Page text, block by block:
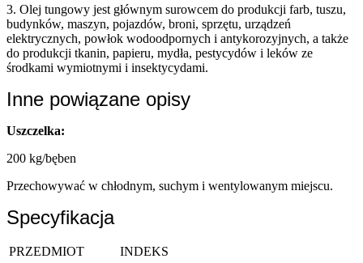
3. Olej tungowy jest głównym surowcem do produkcji farb, tuszu,
budynków, maszyn, pojazdów, broni, sprzętu, urządzeń
elektrycznych, powłok wodoodpornych i antykorozyjnych, a także
do produkcji tkanin, papieru, mydła, pestycydów i leków ze
środkami wymiotnymi i insektycydami.
Inne powiązane opisy
Uszczelka:
200 kg/bęben
Przechowywać w chłodnym, suchym i wentylowanym miejscu.
Specyfikacja
PRZEDMIOT
INDEKS